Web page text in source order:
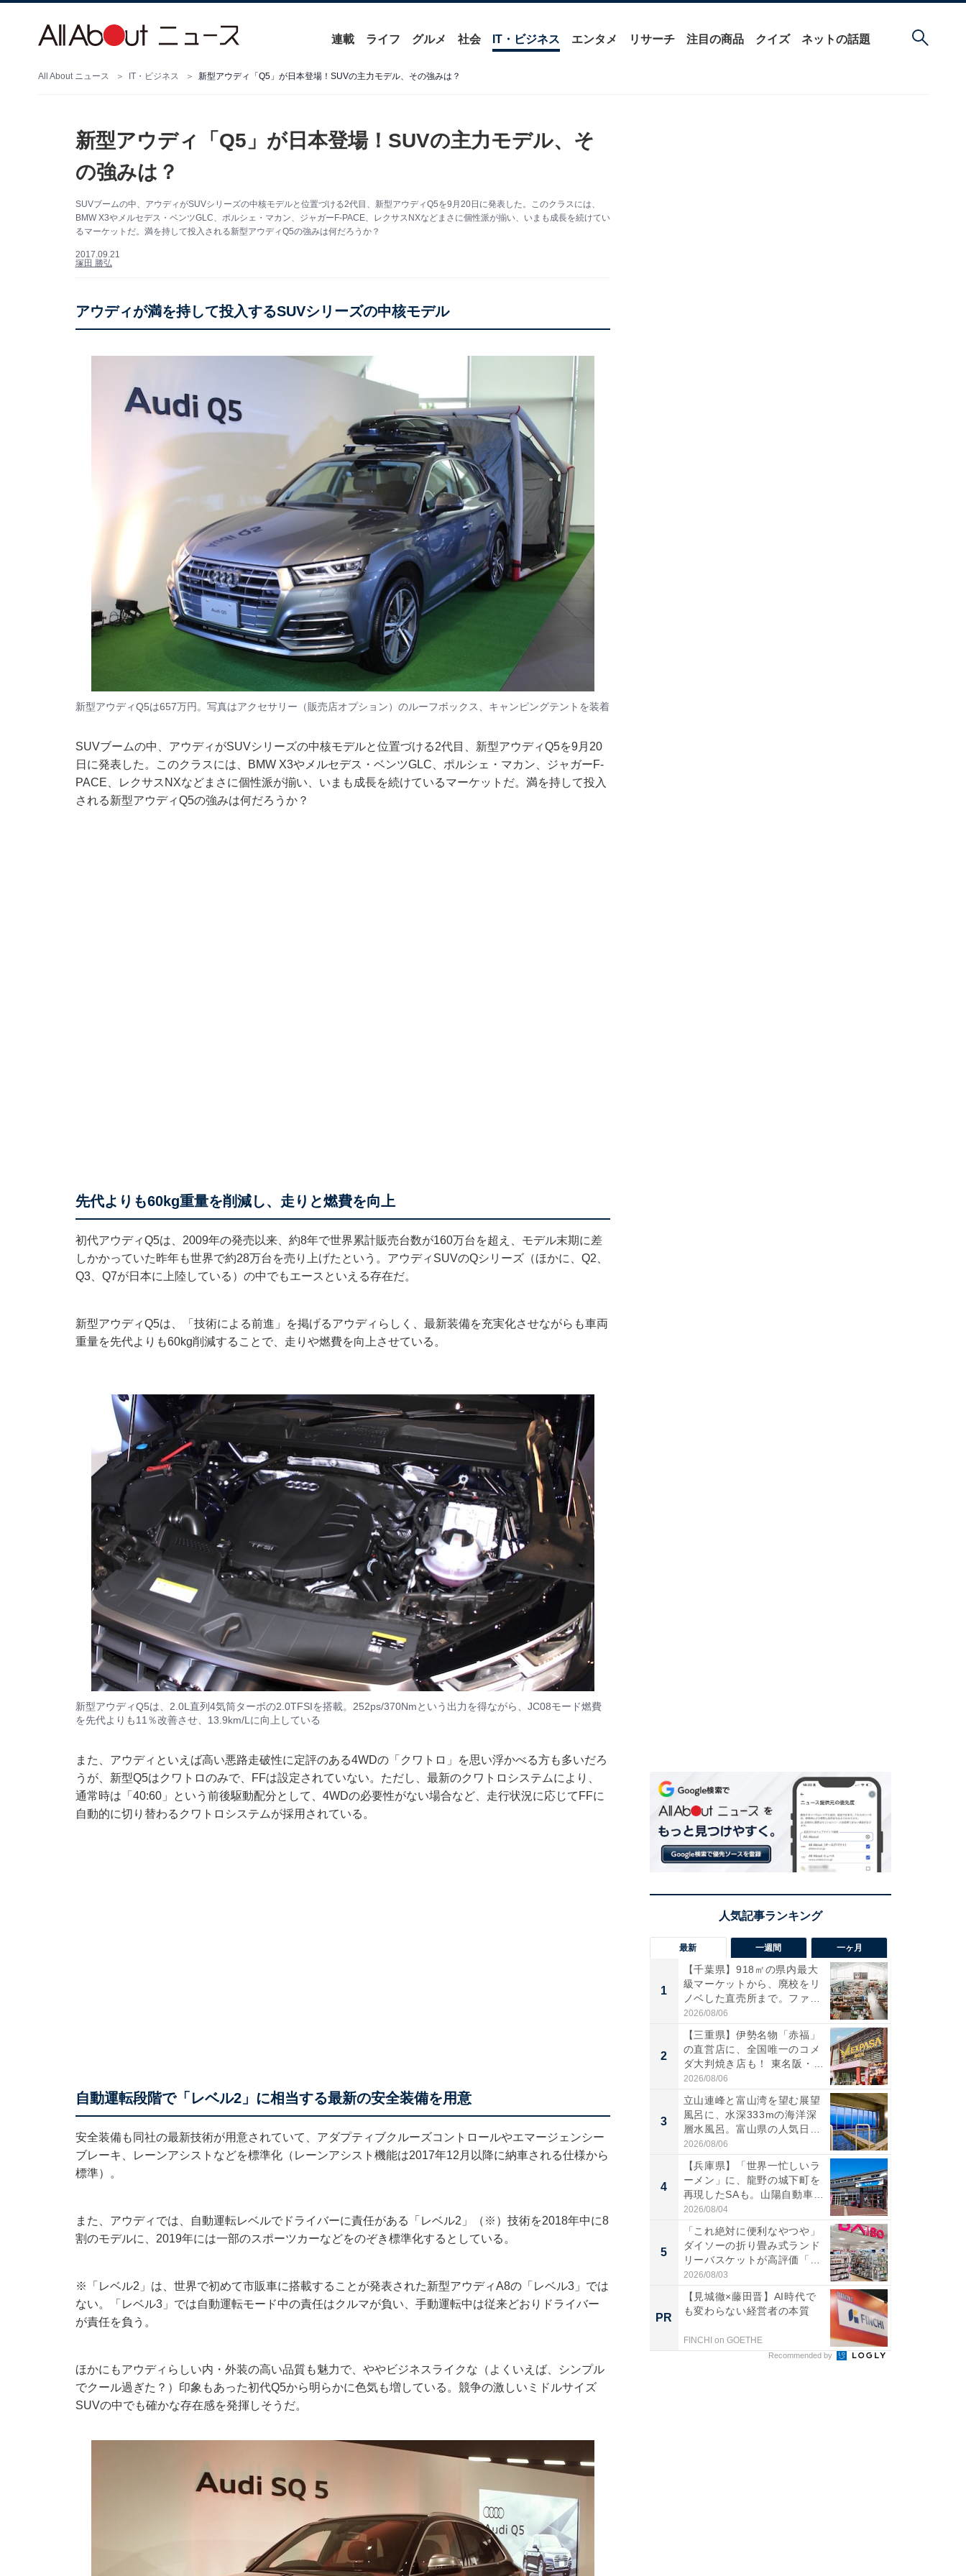
連載 ライフ グルメ 社会 IT・ビジネス エンタメ リサーチ 注目の商品 クイズ ネットの話題
All About ニュース IT・ビジネス 新型アウディ「Q5」が日本登場！SUVの主力モデル、その強みは？
新型アウディ「Q5」が日本登場！SUVの主力モデル、そ
の強みは？
SUVブームの中、アウディがSUVシリーズの中核モデルと位置づける2代目、新型アウディQ5を9月20日に発表した。このクラスには、
BMW X3やメルセデス・ベンツGLC、ポルシェ・マカン、ジャガーF-PACE、レクサスNXなどまさに個性派が揃い、いまも成長を続けてい
るマーケットだ。満を持して投入される新型アウディQ5の強みは何だろうか？
2017.09.21
塚田 勝弘
アウディが満を持して投入するSUVシリーズの中核モデル
新型アウディQ5は657万円。写真はアクセサリー（販売店オプション）のルーフボックス、キャンピングテントを装着
SUVブームの中、アウディがSUVシリーズの中核モデルと位置づける2代目、新型アウディQ5を9月20
日に発表した。このクラスには、BMW X3やメルセデス・ベンツGLC、ポルシェ・マカン、ジャガーF-
PACE、レクサスNXなどまさに個性派が揃い、いまも成長を続けているマーケットだ。満を持して投入
される新型アウディQ5の強みは何だろうか？
先代よりも60kg重量を削減し、走りと燃費を向上
初代アウディQ5は、2009年の発売以来、約8年で世界累計販売台数が160万台を超え、モデル末期に差
しかかっていた昨年も世界で約28万台を売り上げたという。アウディSUVのQシリーズ（ほかに、Q2、
Q3、Q7が日本に上陸している）の中でもエースといえる存在だ。
新型アウディQ5は、「技術による前進」を掲げるアウディらしく、最新装備を充実化させながらも車両
重量を先代よりも60kg削減することで、走りや燃費を向上させている。
新型アウディQ5は、2.0L直列4気筒ターボの2.0TFSIを搭載。252ps/370Nmという出力を得ながら、JC08モード燃費
を先代よりも11％改善させ、13.9km/Lに向上している
また、アウディといえば高い悪路走破性に定評のある4WDの「クワトロ」を思い浮かべる方も多いだろ
うが、新型Q5はクワトロのみで、FFは設定されていない。ただし、最新のクワトロシステムにより、
通常時は「40:60」という前後駆動配分として、4WDの必要性がない場合など、走行状況に応じてFFに
自動的に切り替わるクワトロシステムが採用されている。
自動運転段階で「レベル2」に相当する最新の安全装備を用意
安全装備も同社の最新技術が用意されていて、アダプティブクルーズコントロールやエマージェンシー
ブレーキ、レーンアシストなどを標準化（レーンアシスト機能は2017年12月以降に納車される仕様から
標準）。
また、アウディでは、自動運転レベルでドライバーに責任がある「レベル2」（※）技術を2018年中に8
割のモデルに、2019年には一部のスポーツカーなどをのぞき標準化するとしている。
※「レベル2」は、世界で初めて市販車に搭載することが発表された新型アウディA8の「レベル3」では
ない。「レベル3」では自動運転モード中の責任はクルマが負い、手動運転中は従来どおりドライバー
が責任を負う。
ほかにもアウディらしい内・外装の高い品質も魅力で、ややビジネスライクな（よくいえば、シンプル
でクール過ぎた？）印象もあった初代Q5から明らかに色気も増している。競争の激しいミドルサイズ
SUVの中でも確かな存在感を発揮しそうだ。
最新 一週間 一ヶ月
1
【千葉県】918㎡の県内最大
級マーケットから、廃校をリ
ノベした直売所まで。ファ
ー...
2026/08/06
2
【三重県】伊勢名物「赤福」
の直営店に、全国唯一のコメ
ダ大判焼き店も！ 東名阪・
伊...
2026/08/06
3
立山連峰と富山湾を望む展望
風呂に、水深333mの海洋深
層水風呂。富山県の人気日
帰...
2026/08/06
4
【兵庫県】「世界一忙しいラ
ーメン」に、龍野の城下町を
再現したSAも。山陽自動車
道...
2026/08/04
5
「これ絶対に便利なやつや」
ダイソーの折り畳み式ランド
リーバスケットが高評価「使
わ...
2026/08/03
PR
【見城徹×藤田晋】AI時代で
も変わらない経営者の本質
FINCHI on GOETHE
Recommended by